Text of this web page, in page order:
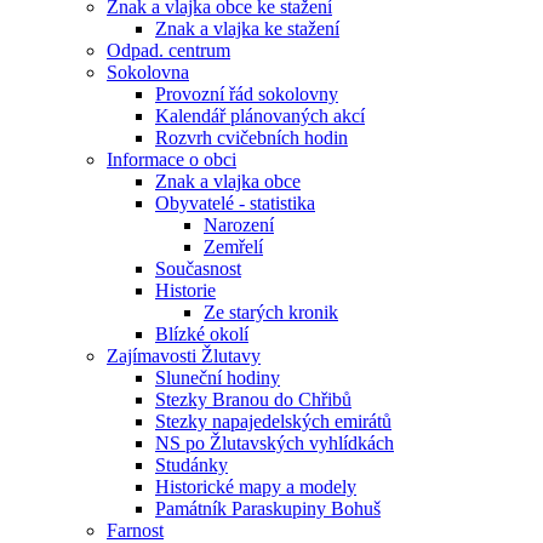
Znak a vlajka obce ke stažení
Znak a vlajka ke stažení
Odpad. centrum
Sokolovna
Provozní řád sokolovny
Kalendář plánovaných akcí
Rozvrh cvičebních hodin
Informace o obci
Znak a vlajka obce
Obyvatelé - statistika
Narození
Zemřelí
Současnost
Historie
Ze starých kronik
Blízké okolí
Zajímavosti Žlutavy
Sluneční hodiny
Stezky Branou do Chřibů
Stezky napajedelských emirátů
NS po Žlutavských vyhlídkách
Studánky
Historické mapy a modely
Památník Paraskupiny Bohuš
Farnost